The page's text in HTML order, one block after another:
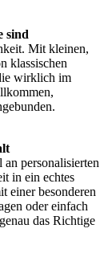
sind
Mit kleinen,
klassischen
wirklich im
personalisierten
in ein echtes
einer besonderen
oder einfach
das Richtige